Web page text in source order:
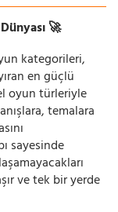
🚀
kategorileri,
en güçlü
oyun türleriyle
temalara
sayesinde
ve tek bir yerde